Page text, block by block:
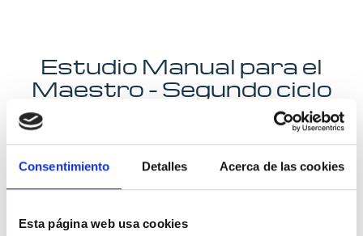
Consentimiento Detalles Acerca de las cookies
Esta página web usa cookies
Estudio Manual para el
Maestro - Segundo ciclo